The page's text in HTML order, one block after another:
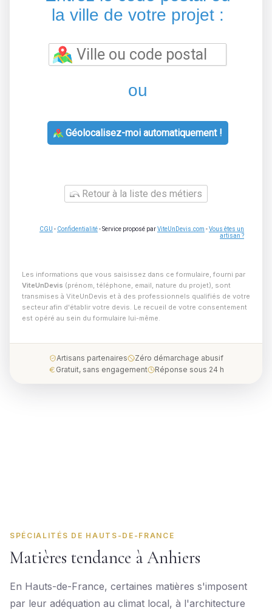
la ville de votre projet :
ou
Géolocalisez-moi automatiquement !
Retour à la liste des métiers
CGU - Confidentialité- Service proposé parViteUnDevis.com -Vous êtes un
artisan ?
Les informations que vous saisissez dans ce formulaire, fourni par
ViteUnDevis (prénom, téléphone, email, nature du projet), sont
transmises à ViteUnDevis et à des professionnels qualifiés de votre
secteur afin d'établir votre devis. Le recueil de votre consentement
est opéré au sein du formulaire lui-même.
Artisans partenaires
Zéro démarchage abusif
Gratuit, sans engagement
Réponse sous 24 h
SPÉCIALITÉS DE HAUTS-DE-FRANCE
Matières tendance à Anhiers
En Hauts-de-France, certaines matières s'imposent
par leur adéquation au climat local, à l'architecture